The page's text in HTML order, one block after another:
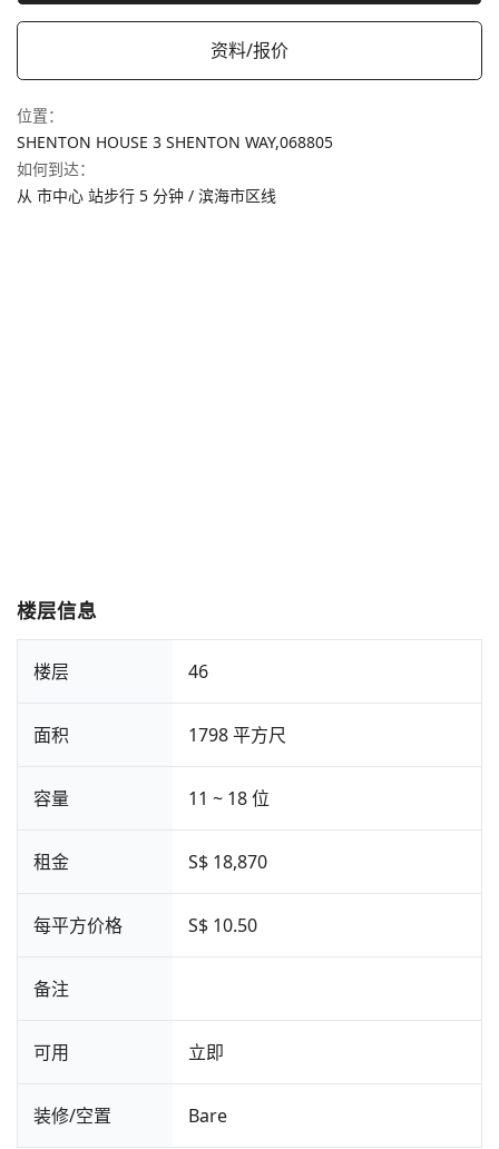
资料/报价
位置：
SHENTON HOUSE 3 SHENTON WAY,068805
如何到达：
从 市中心 站步行 5 分钟 / 滨海市区线
楼层信息
楼层 46
面积 1798 平方尺
容量 11 ~ 18 位
租金 S$ 18,870
每平方价格 S$ 10.50
备注
可用 立即
装修/空置 Bare